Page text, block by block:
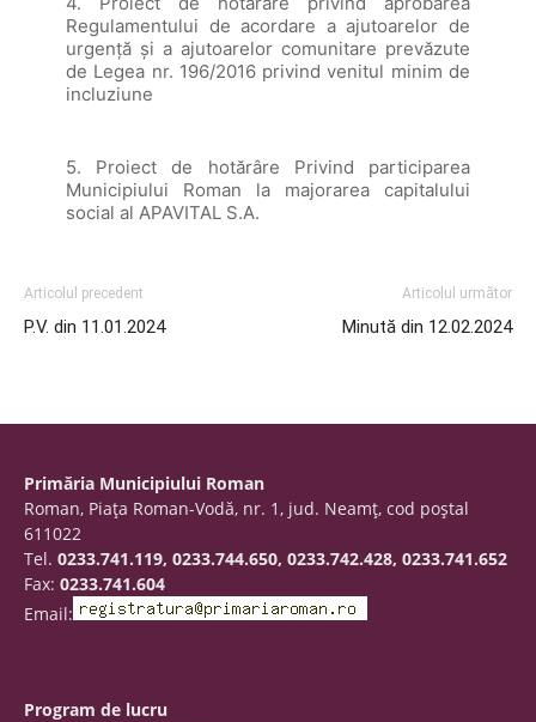
Regulamentului de acordare a ajutoarelor de
urgenţă și a ajutoarelor comunitare prevăzute
de Legea nr. 196/2016 privind venitul minim de
incluziune
5. Proiect de hotărâre Privind participarea
Municipiului Roman la majorarea capitalului
social al APAVITAL S.A.
Articolul precedent
P.V. din 11.01.2024
Articolul următor
Minută din 12.02.2024
Primăria Municipiului Roman
Roman, Piaţa Roman-Vodă, nr. 1, jud. Neamţ, cod poştal
611022
Tel. 0233.741.119, 0233.744.650, 0233.742.428, 0233.741.652
Fax: 0233.741.604
Email:
Program de lucru